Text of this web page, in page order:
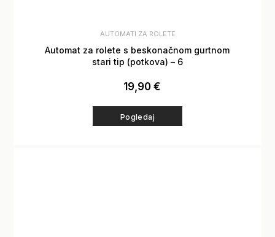
AUTOMATI ZA ROLETE
Automat za rolete s beskonačnom gurtnom
stari tip (potkova) – 6
19,90 €
Pogledaj